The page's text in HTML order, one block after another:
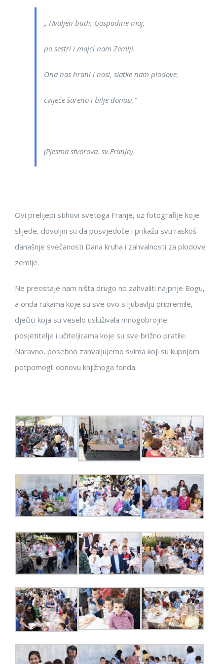
„ Hvaljen budi, Gospodine moj,
po sestri i majci nam Zemlji.
Ona nas hrani i nosi, slatke nam plodove,
cvijeće šareno i bilje donosi.“
(Pjesma stvorova, sv.Franjo)
Ovi prelijepi stihovi svetoga Franje, uz fotografije koje
slijede, dovoljni su da posvjedoče i prikažu svu raskoš
današnje svečanosti Dana kruha i zahvalnosti za plodove
zemlje.
Ne preostaje nam ništa drugo no zahvaliti najprije Bogu,
a onda rukama koje su sve ovo s ljubavlju pripremile,
dječici koja su veselo usluživala mnogobrojne
posjetitelje i učiteljicama koje su sve brižno pratile.
Naravno, posebno zahvaljujemo svima koji su kupnjom
potpomogli obnovu knjižnoga fonda.